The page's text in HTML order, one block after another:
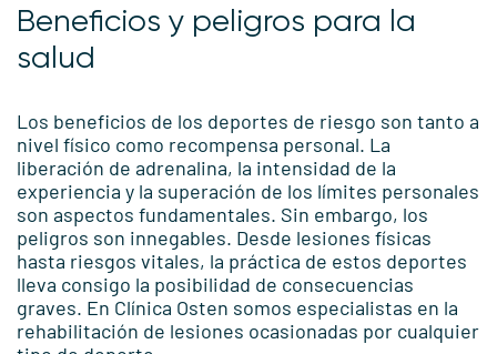
Beneficios y peligros para la
salud
Los beneficios de los deportes de riesgo son tanto a
nivel físico como recompensa personal. La
liberación de adrenalina, la intensidad de la
experiencia y la superación de los límites personales
son aspectos fundamentales. Sin embargo, los
peligros son innegables. Desde lesiones físicas
hasta riesgos vitales, la práctica de estos deportes
lleva consigo la posibilidad de consecuencias
graves. En Clínica Osten somos especialistas en la
rehabilitación de lesiones ocasionadas por cualquier